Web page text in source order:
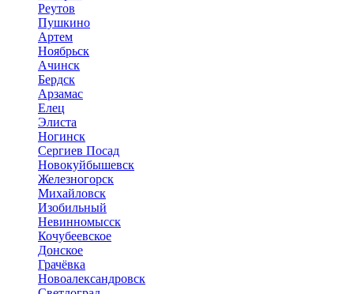
Реутов
Пушкино
Артем
Ноябрьск
Ачинск
Бердск
Арзамас
Елец
Элиста
Ногинск
Сергиев Посад
Новокуйбышевск
Железногорск
Михайловск
Изобильный
Невинномысск
Кочубеевское
Донское
Грачёвка
Новоалександровск